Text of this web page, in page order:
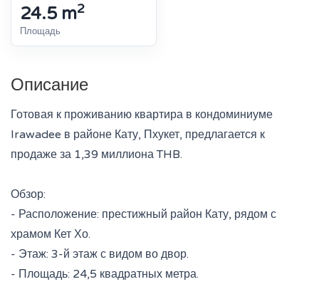
24.5 m2
Площадь
Описание
Готовая к проживанию квартира в кондоминиуме
Irawadee в районе Кату, Пхукет, предлагается к
продаже за 1,39 миллиона THB.
Обзор:
- Расположение: престижный район Кату, рядом с
храмом Кет Хо.
- Этаж: 3-й этаж с видом во двор.
- Площадь: 24,5 квадратных метра.